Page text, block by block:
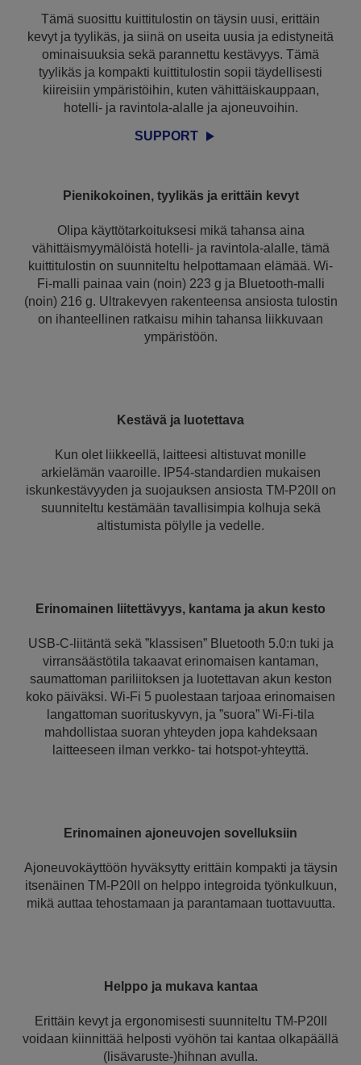
Tämä suosittu kuittitulostin on täysin uusi, erittäin
kevyt ja tyylikäs, ja siinä on useita uusia ja edistyneitä
ominaisuuksia sekä parannettu kestävyys. Tämä
tyylikäs ja kompakti kuittitulostin sopii täydellisesti
kiireisiin ympäristöihin, kuten vähittäiskauppaan,
hotelli- ja ravintola-alalle ja ajoneuvoihin.
SUPPORT
Pienikokoinen, tyylikäs ja erittäin kevyt
Olipa käyttötarkoituksesi mikä tahansa aina
vähittäismyymälöistä hotelli- ja ravintola-alalle, tämä
kuittitulostin on suunniteltu helpottamaan elämää. Wi-
Fi-malli painaa vain (noin) 223 g ja Bluetooth-malli
(noin) 216 g. Ultrakevyen rakenteensa ansiosta tulostin
on ihanteellinen ratkaisu mihin tahansa liikkuvaan
ympäristöön.
Kestävä ja luotettava
Kun olet liikkeellä, laitteesi altistuvat monille
arkielämän vaaroille. IP54-standardien mukaisen
iskunkestävyyden ja suojauksen ansiosta TM-P20II on
suunniteltu kestämään tavallisimpia kolhuja sekä
altistumista pölylle ja vedelle.
Erinomainen liitettävyys, kantama ja akun kesto
USB-C-liitäntä sekä ”klassisen” Bluetooth 5.0:n tuki ja
virransäästötila takaavat erinomaisen kantaman,
saumattoman pariliitoksen ja luotettavan akun keston
koko päiväksi. Wi-Fi 5 puolestaan tarjoaa erinomaisen
langattoman suorituskyvyn, ja ”suora” Wi-Fi-tila
mahdollistaa suoran yhteyden jopa kahdeksaan
laitteeseen ilman verkko- tai hotspot-yhteyttä.
Erinomainen ajoneuvojen sovelluksiin
Ajoneuvokäyttöön hyväksytty erittäin kompakti ja täysin
itsenäinen TM-P20II on helppo integroida työnkulkuun,
mikä auttaa tehostamaan ja parantamaan tuottavuutta.
Helppo ja mukava kantaa
Erittäin kevyt ja ergonomisesti suunniteltu TM-P20II
voidaan kiinnittää helposti vyöhön tai kantaa olkapäällä
(lisävaruste-)hihnan avulla.